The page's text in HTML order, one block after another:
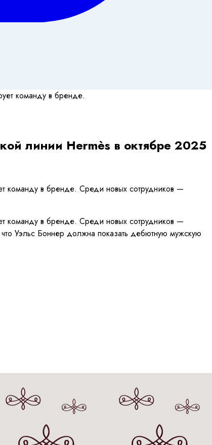
линии Hermès в октябре 2025
команду в бренде. Среди новых сотрудников —
команду в бренде. Среди новых сотрудников —
Уэльс Боннер должна показать дебютную мужскую